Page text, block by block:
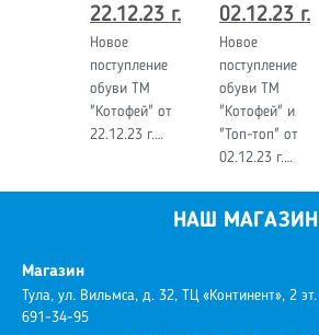
22.12.23 г.
Новое
поступление
обуви ТМ
"Котофей" от
22.12.23 г.…
02.12.23 г.
Новое
поступление
обуви ТМ
"Котофей" и
"Топ-топ" от
02.12.23 г.…
НАШ МАГАЗИН
Магазин
Тула, ул. Вильмса, д. 32, ТЦ «Континент», 2
691-34-95